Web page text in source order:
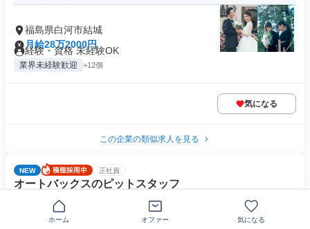
福島県白河市結城
月給28万2000円
経験・資格 未経験OK
業界未経験歓迎 +12個
気になる
この企業の類似求人を見る
NEW 正社員
オートバックスのピットスタッフ
株式会社ビッグ東北
残業平均月10ｈ◎年休120日◎完全週休2日◎
ホーム オファー 気になる